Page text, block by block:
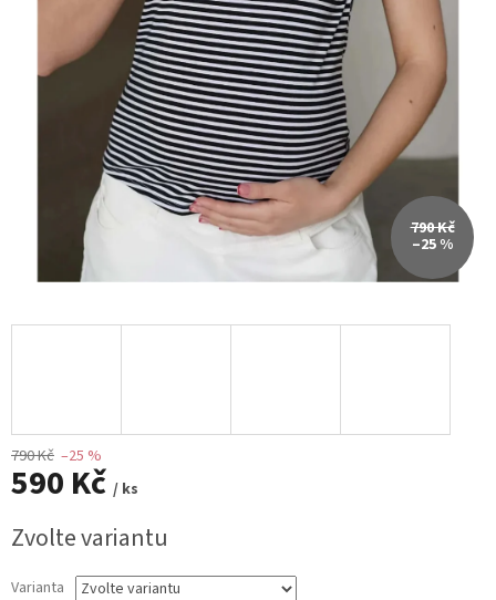
790 Kč
–25 %
790 Kč –25 %
590 Kč / ks
cena:
Zvolte variantu
Varianta